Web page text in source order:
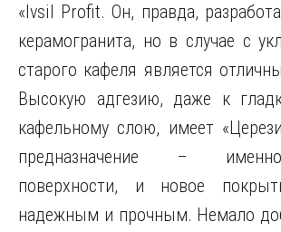
«Ivsil Profit. Он, правда,
керамогранита, но в случае с
старого кафеля является
Высокую адгезию, даже к
кафельному слою, имеет
предназначение –
поверхности, и новое
надежным и прочным. Немало